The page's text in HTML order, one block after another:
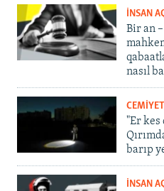
İNSAN
Bir an –
nasıl
CEMİYET
"Er kes
barıp
İNSAN